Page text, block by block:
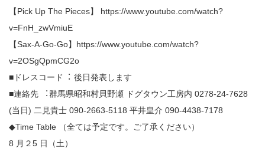
【Pick Up The Pieces】 https://www.youtube.com/watch?
v=FnH_zwVmiuE
【Sax-A-Go-Go】https://www.youtube.com/watch?
v=2OSgQpmCG2o
■ドレスコード︓ 後⽇発表します
■連絡先 ︓群馬県昭和村貝野瀬 ドグタウン工房内 0278-24-7628
(当⽇) ⼆⾒貴⼠ 090-2663-5118 平井皇介 090-4438-7178
◆Time Table （全ては予定です。ご了承ください）
8 月２5 ⽇（土）